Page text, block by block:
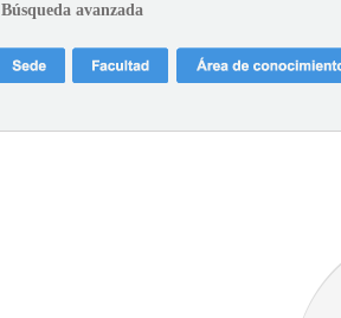
Búsqueda avanzada